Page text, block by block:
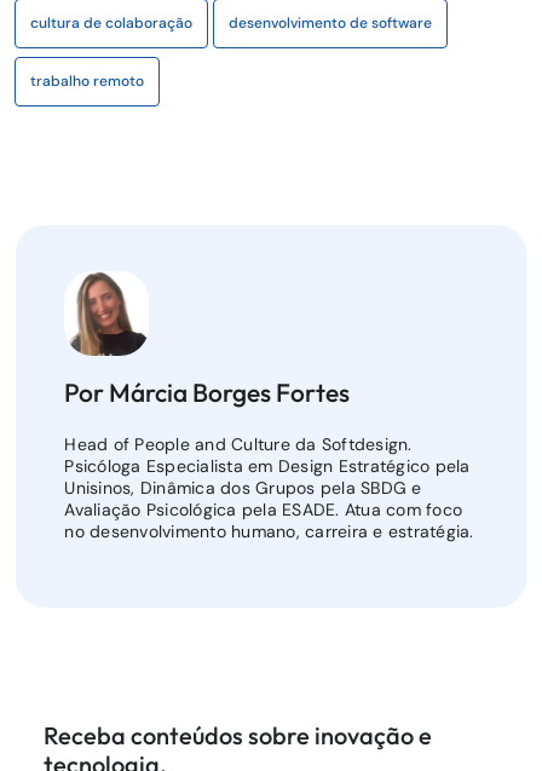
cultura de colaboração desenvolvimento de software
trabalho remoto
Por Márcia Borges Fortes
Head of People and Culture da Softdesign.
Psicóloga Especialista em Design Estratégico pela
Unisinos, Dinâmica dos Grupos pela SBDG e
Avaliação Psicológica pela ESADE. Atua com foco
no desenvolvimento humano, carreira e estratégia.
Receba conteúdos sobre inovação e
tecnologia.